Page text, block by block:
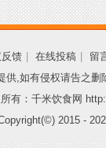
馈 在线投稿
留
供,如有侵权请告之
所有：千米饮食网
2015 -